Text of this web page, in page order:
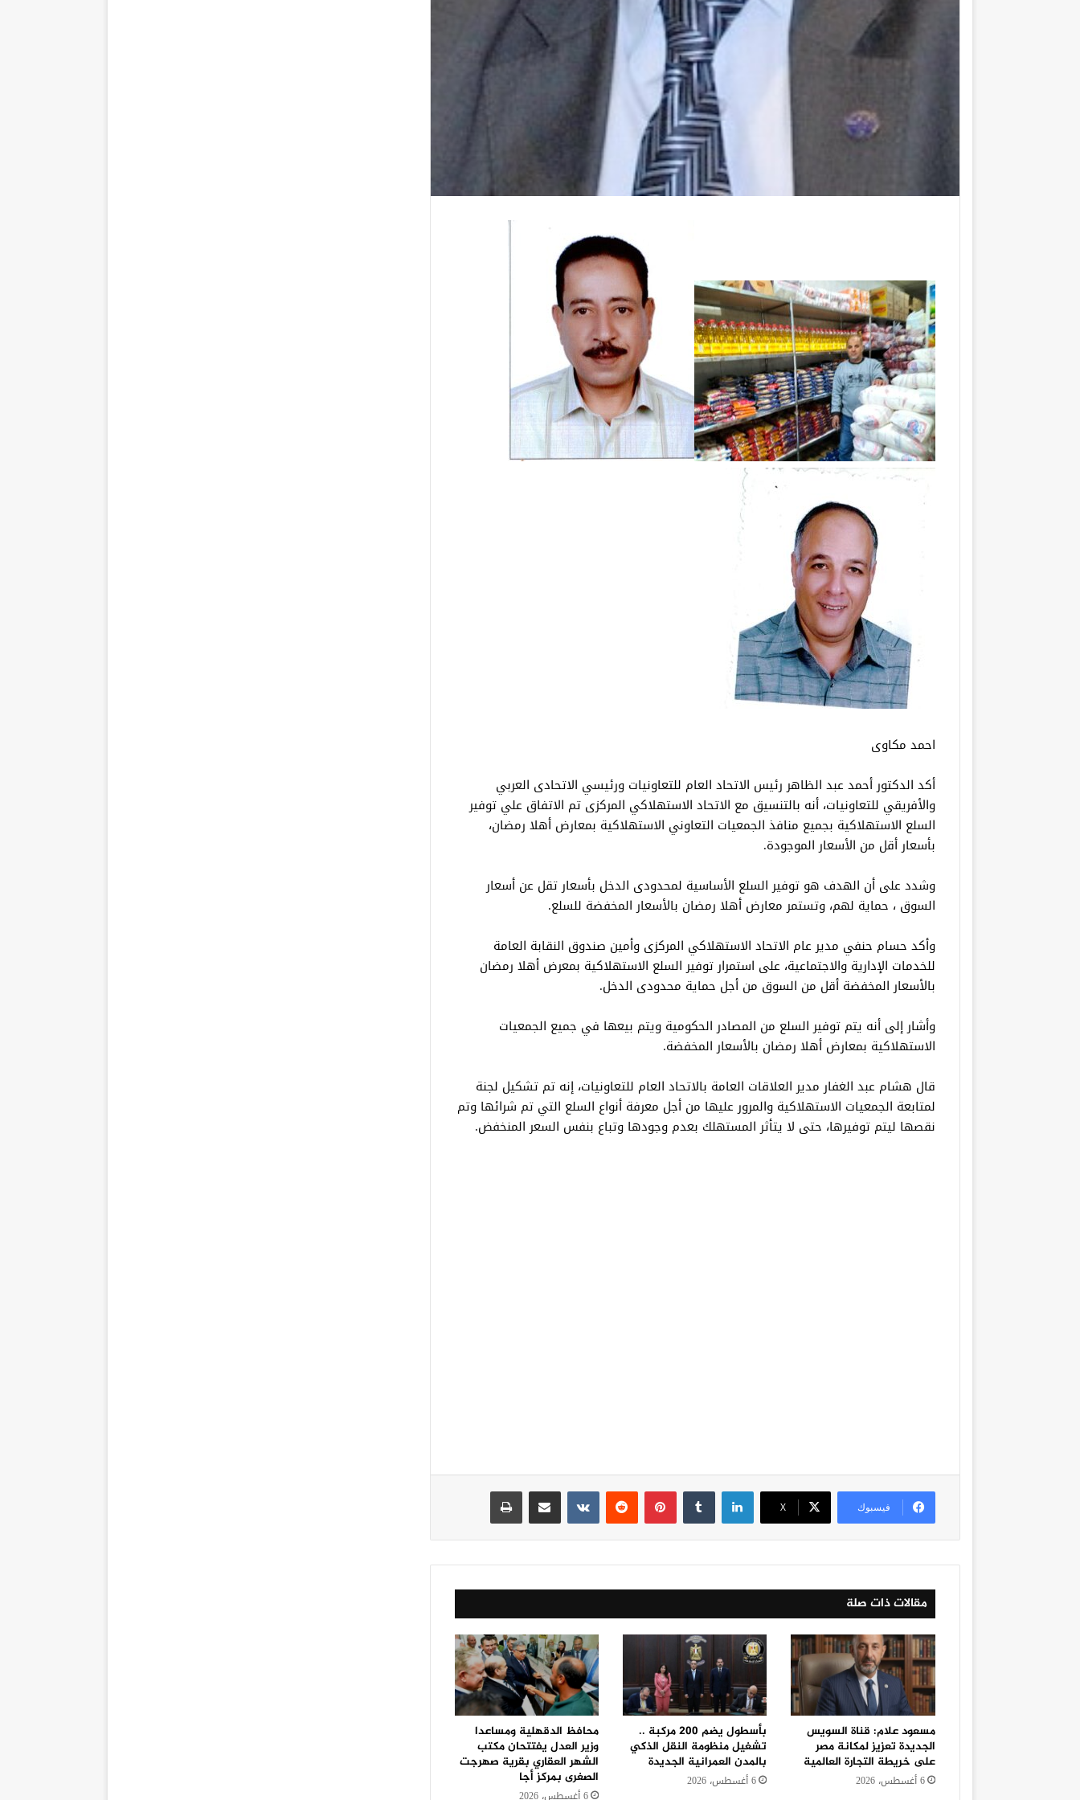
احمد مكاوى
أكد الدكتور أحمد عبد الظاهر رئيس الاتحاد العام للتعاونيات ورئيسي الاتحادى العربي
والأفريقي للتعاونيات، أنه بالتنسيق مع الاتحاد الاستهلاكي المركزى تم الاتفاق علي توفير
السلع الاستهلاكية بجميع منافذ الجمعيات التعاوني الاستهلاكية بمعارض أهلا رمضان،
بأسعار أقل من الأسعار الموجودة.
وشدد على أن الهدف هو توفير السلع الأساسية لمحدودى الدخل بأسعار تقل عن أسعار
السوق ، حماية لهم، وتستمر معارض أهلا رمضان بالأسعار المخفضة للسلع.
وأكد حسام حنفي مدير عام الاتحاد الاستهلاكي المركزى وأمين صندوق النقابة العامة
للخدمات الإدارية والاجتماعية، على استمرار توفير السلع الاستهلاكية بمعرض أهلا رمضان
بالأسعار المخفضة أقل من السوق من أجل حماية محدودى الدخل.
وأشار إلى أنه يتم توفير السلع من المصادر الحكومية ويتم بيعها في جميع الجمعيات
الاستهلاكية بمعارض أهلا رمضان بالأسعار المخفضة.
قال هشام عبد الغفار مدير العلاقات العامة بالاتحاد العام للتعاونيات، إنه تم تشكيل لجنة
لمتابعة الجمعيات الاستهلاكية والمرور عليها من أجل معرفة أنواع السلع التي تم شرائها وتم
نقصها ليتم توفيرها، حتى لا يتأثر المستهلك بعدم وجودها وتباع بنفس السعر المنخفض.
فيسبوك ‫X
لينكدإن بينتيريست
مقالات ذات صلة
مسعود علام: قناة السويس
الجديدة تعزيز لمكانة مصر
على خريطة التجارة العالمية
6 أغسطس، 2026
بأسطول يضم 200 مركبة ..
تشغيل منظومة النقل الذكي
بالمدن العمرانية الجديدة
6 أغسطس، 2026
محافظ الدقهلية ومساعدا
وزير العدل يفتتحان مكتب
الشهر العقاري بقرية صهرجت
الصغرى بمركز أجا
6 أغسطس، 2026